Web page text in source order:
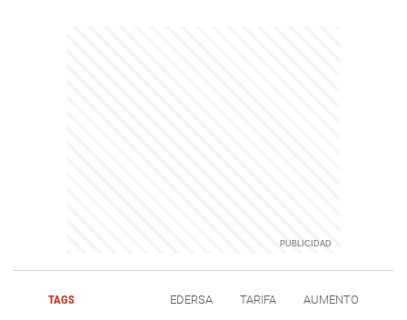
TAGS EDERSA TARIFA AUMENTO